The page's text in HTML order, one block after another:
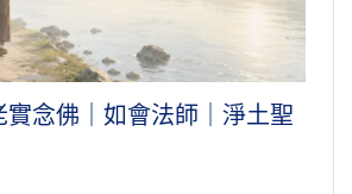
實念佛｜如會法師｜淨土聖